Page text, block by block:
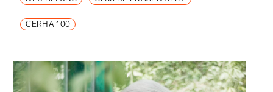
CERHA 100